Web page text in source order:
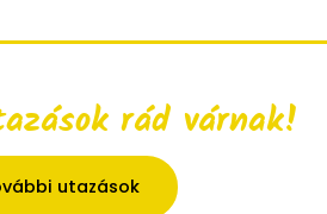
rád várnak!
utazások